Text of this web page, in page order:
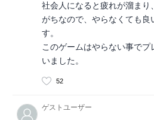
社会人になると疲れが溜ま
がちなので、やらなくても
す。
このゲームはやらない事で
いました。
52
ゲストユーザー